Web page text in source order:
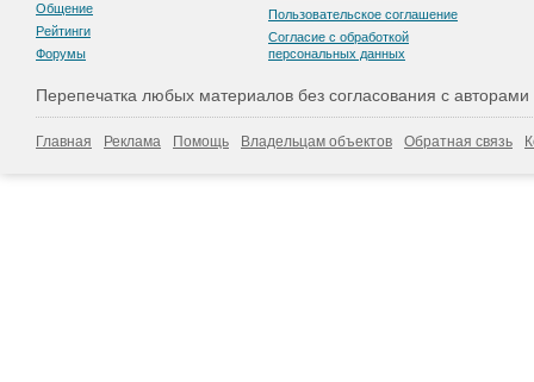
Общение
Рейтинги
Форумы
Пользовательскоe соглашение
Согласие с обработкой
персональных данных
Перепечатка любых материалов без согласования с
Главная Реклама Помощь Владельцам объектов Обратная связь